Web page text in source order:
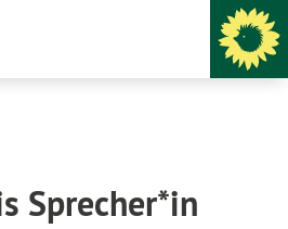
Sprecher*in